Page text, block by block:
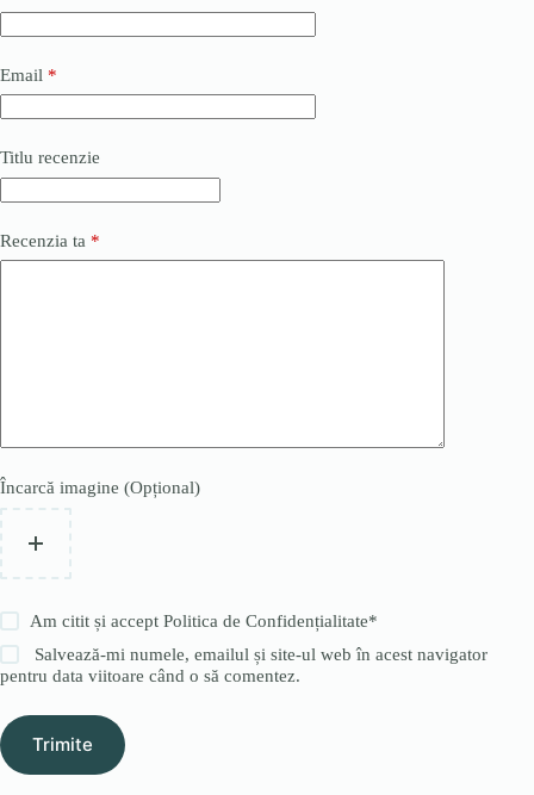
Email *
Titlu recenzie
Recenzia ta *
Încarcă imagine (Opțional)
Am citit și acceptPolitica de Confidențialitate*
Salvează-mi numele, emailul și site-ul web în acest navigator
pentru data viitoare când o să comentez.
Trimite